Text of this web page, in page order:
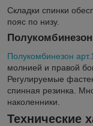
Складки спинки
пояс по низу.
Полукомбинезон
молнией и правой
Регулируемые
спинная резинка.
наколенники.
Технические